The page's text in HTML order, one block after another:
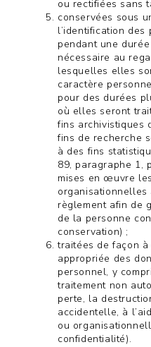
ou rectifiées sans
conservées sous
l’identification des
pendant une
nécessaire au
lesquelles elles
caractère
pour des durées
où elles seront
fins archivistiques
fins de recherche
à des fins
89, paragraphe 1,
mises en œuvre
règlement afin de
de la personne
conservation) ;
traitées de façon
appropriée des
personnel, y
traitement non
perte, la
accidentelle, à
ou
confidentialité).